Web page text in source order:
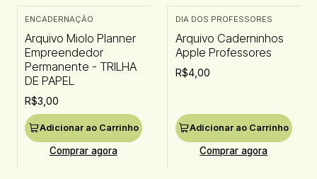
ENCADERNAÇÃO
Arquivo Miolo Planner
Empreendedor
Permanente - TRILHA
DE PAPEL
R$3,00
Adicionar ao Carrinho
Comprar agora
DIA DOS PROFESSORES
Arquivo Caderninhos
Apple Professores
R$4,00
Adicionar ao Carrinho
Comprar agora